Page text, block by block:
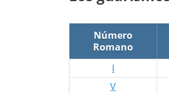
Número
Romano
I
V